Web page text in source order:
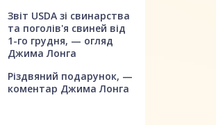
Звіт USDA зі свинарства
та поголів'я свиней від
1-го грудня, — огляд
Джима Лонга
Різдвяний подарунок, —
коментар Джима Лонга